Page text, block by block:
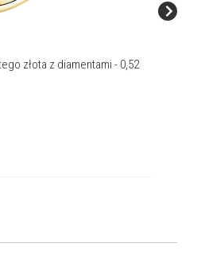
złota z diamentami - 0,52